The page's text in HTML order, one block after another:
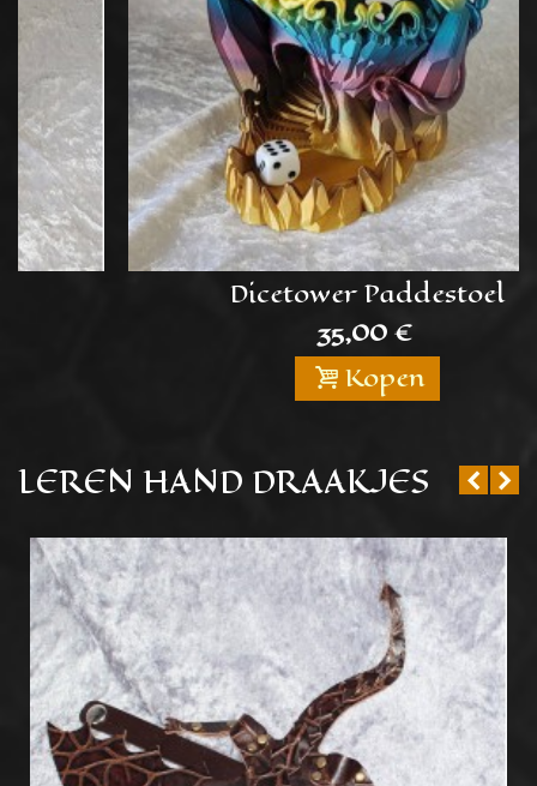
Dicetower Paddestoel
Kopen
LEREN HAND DRAAKJES